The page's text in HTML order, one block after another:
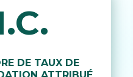
DE TAUX DE